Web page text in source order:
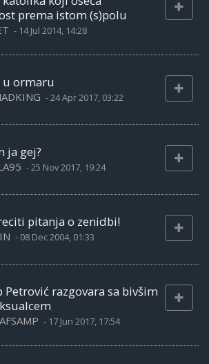
prema istom (s)polu
- 14 Jul 2014, 14:28
u ormaru
-24 Apr 2017, 03:22
ja gej?
-25 Nov 2017, 19:24
pitanja o zenidbi!
- 08 Dec 2004, 01:33
razgovara sa bivšim
- 17 Jun 2017, 17:54